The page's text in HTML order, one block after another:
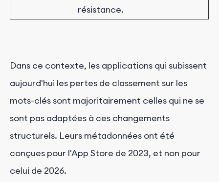
résistance.
Dans ce contexte, les applications qui subissent
aujourd'hui les pertes de classement sur les
mots-clés sont majoritairement celles qui ne se
sont pas adaptées à ces changements
structurels. Leurs métadonnées ont été
conçues pour l'App Store de 2023, et non pour
celui de 2026.